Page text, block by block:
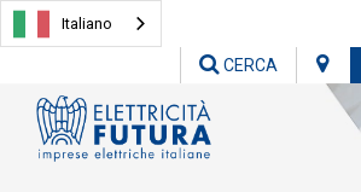
Italiano
CERCA